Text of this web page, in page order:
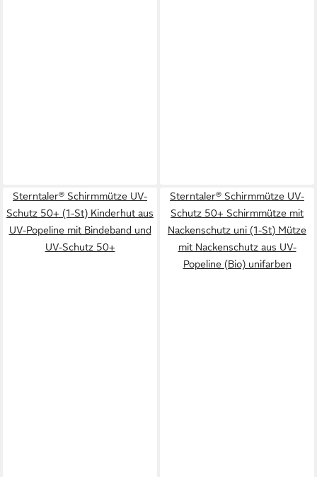
Sterntaler® Schirmmütze UV-
Schutz 50+ (1-St) Kinderhut aus
UV-Popeline mit Bindeband und
UV-Schutz 50+
Sterntaler® Schirmmütze UV-
Schutz 50+ Schirmmütze mit
Nackenschutz uni (1-St) Mütze
mit Nackenschutz aus UV-
Popeline (Bio) unifarben